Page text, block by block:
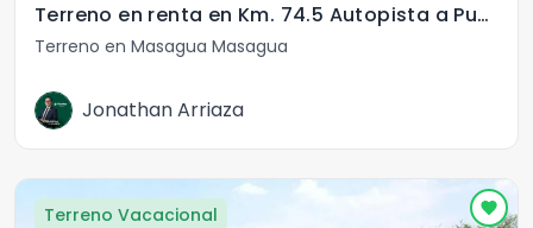
Terreno en renta en Km. 74.5 Autopista a Puerto Quetzal
Terreno en Masagua Masagua
Jonathan Arriaza
Terreno Vacacional